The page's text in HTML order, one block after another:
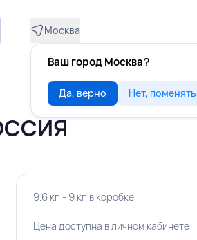
Москва
Ваш город Москва?
Да, верно Нет, поменять
9.6 кг. - 9 кг. в коробке
Цена доступна в личном кабинете